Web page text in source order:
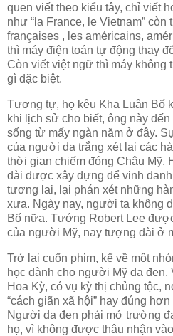
quen viết theo kiểu tây, chỉ viết
như “la France, le Vietnam” còn
françaises , les américains,
thì máy điện toán tự động thay
Còn viết việt ngữ thì máy không
gì đặc biệt.
Tương tự, họ kêu Kha Luân Bố
khi lịch sử cho biết, ông này
sống từ mấy ngàn năm ở đây.
của người da trắng xét lại các
thời gian chiếm đóng Châu Mỹ.
đài được xây dựng để vinh
tương lai, lại phán xét những
xưa. Ngày nay, người ta không
Bố nữa. Tướng Robert Lee
của người Mỹ, nay tượng đài ở
Trở lại cuốn phim, kể về một
học dành cho người Mỹ da
Hoa Kỳ, có vụ kỳ thị chủng tộc,
“cách giãn xã hội” hay đúng hơn
Người da đen phải mở trường
họ, vì không được thâu nhận